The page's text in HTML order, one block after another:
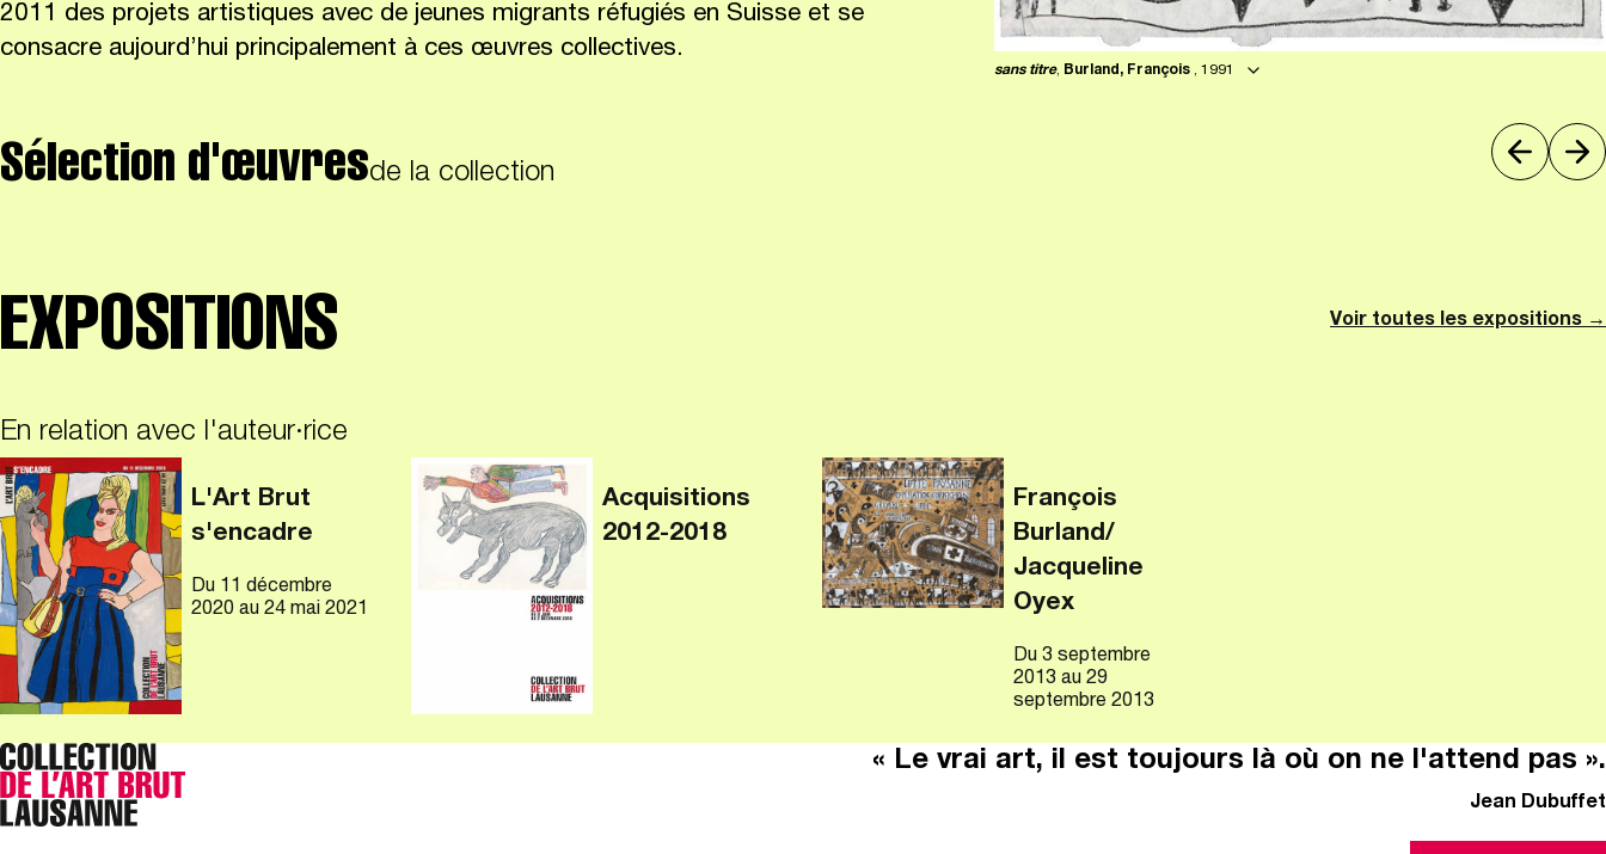
2011 des projets artistiques avec de jeunes migrants réfugiés en Suisse et se
consacre aujourd’hui principalement à ces œuvres collectives.
sans titre, Burland, François , 1991
Sélection d'œuvresde la collection
EXPOSITIONS Voir toutes les expositions →
En relation avec l'auteur·rice
L'Art Brut
s'encadre
Du 11 décembre
2020 au 24 mai 2021
Acquisitions
2012-2018
François
Burland/
Jacqueline
Oyex
Du 3 septembre
2013 au 29
septembre 2013
« Le vrai art, il est toujours là où on ne l'attend pas ».
Jean Dubuffet